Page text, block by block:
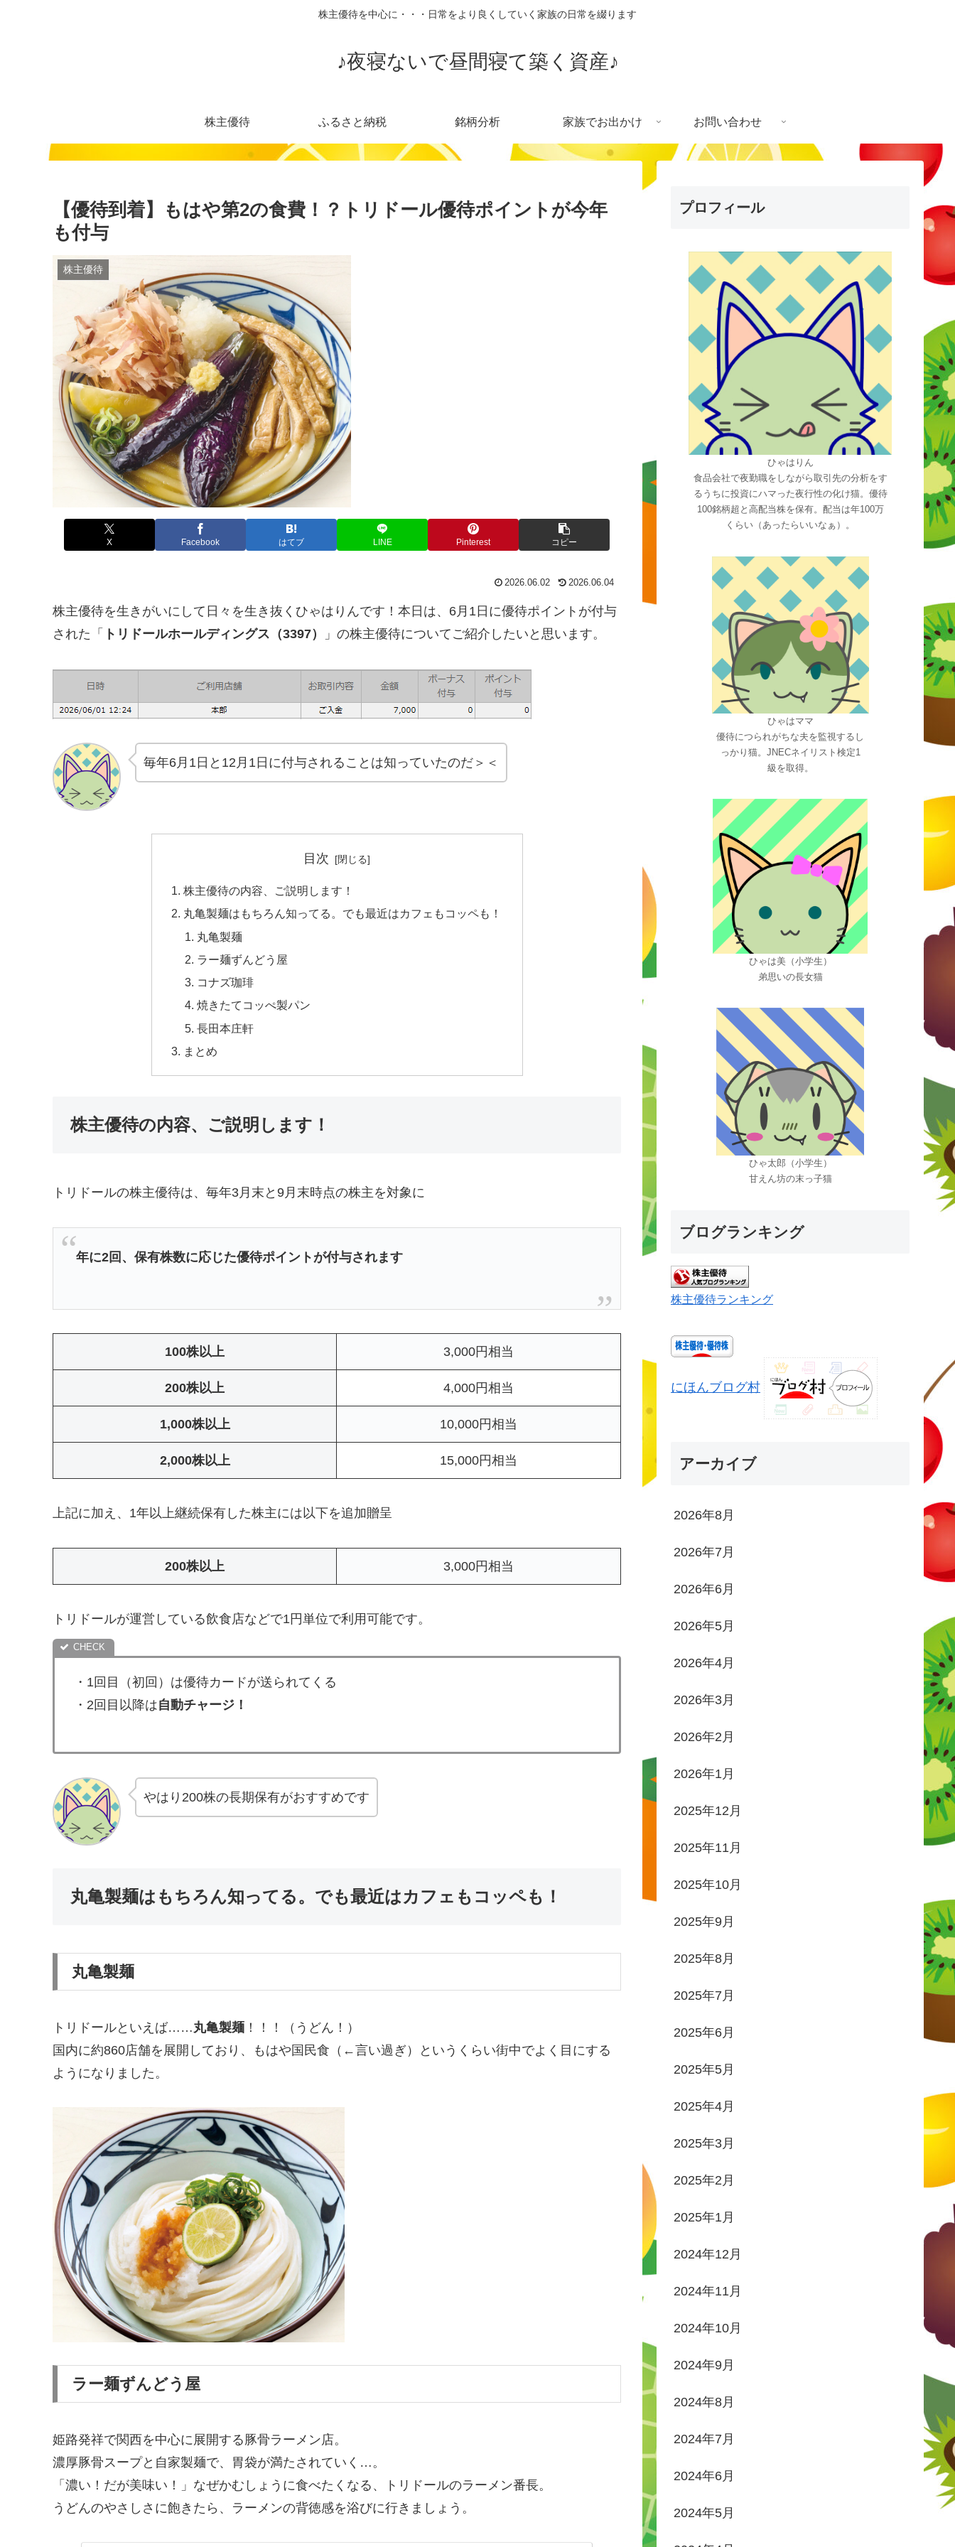
株主優待を中心に・・・日常をより良くしていく家族の日常を綴ります
♪夜寝ないで昼間寝て築く資産♪
株主優待 ふるさと納税 銘柄分析 家族でお出かけ お問い合わせ
【優待到着】もはや第2の食費！？トリドール優待ポイントが今年
も付与
株主優待
X Facebook はてブ LINE Pinterest コピー
2026.06.02 2026.06.04
株主優待を生きがいにして日々を生き抜くひゃはりんです！本日は、6月1日に優待ポイントが付与
された「
トリドールホールディングス（3397） 」の株主優待についてご紹介したいと思います。
毎年6月1日と12月1日に付与されることは知っていたのだ＞＜
目次
株主優待の内容、ご説明します！
丸亀製麺はもちろん知ってる。でも最近はカフェもコッペも！
丸亀製麺
ラー麺ずんどう屋
コナズ珈琲
焼きたてコッぺ製パン
長田本庄軒
まとめ
株主優待の内容、ご説明します！
トリドールの株主優待は、毎年3月末と9月末時点の株主を対象に
年に2回、保有株数に応じた優待ポイントが付与されます
100株以上 3,000円相当
200株以上 4,000円相当
1,000株以上 10,000円相当
2,000株以上 15,000円相当
上記に加え、1年以上継続保有した株主には以下を追加贈呈
200株以上 3,000円相当
トリドールが運営している飲食店などで1円単位で利用可能です。
・1回目（初回）は優待カードが送られてくる
・2回目以降は自動チャージ！
やはり200株の長期保有がおすすめです
丸亀製麺はもちろん知ってる。でも最近はカフェもコッペも！
丸亀製麺
トリドールといえば……丸亀製麺 ！！！（うどん！）
国内に約860店舗を展開しており、もはや国民食（←言い過ぎ）というくらい街中でよく目にする
ようになりました。
ラー麺ずんどう屋
姫路発祥で関西を中心に展開する豚骨ラーメン店。
濃厚豚骨スープと自家製麺で、胃袋が満たされていく…。
「濃い！だが美味い！」なぜかむしょうに食べたくなる、トリドールのラーメン番長。
うどんのやさしさに飽きたら、ラーメンの背徳感を浴びに行きましょう。
プロフィール
ひゃはりん
食品会社で夜勤職をしながら取引先の分析をす
るうちに投資にハマった夜行性の化け猫。優待
100銘柄超と高配当株を保有。配当は年100万
くらい（あったらいいなぁ）。
ひゃはママ
優待につられがちな夫を監視するし
っかり猫。JNECネイリスト検定1
級を取得。
ひゃは美（小学生）
弟思いの長女猫
ひゃ太郎（小学生）
甘えん坊の末っ子猫
ブログランキング
株主優待ランキング
にほんブログ村
アーカイブ
2026年8月
2026年7月
2026年6月
2026年5月
2026年4月
2026年3月
2026年2月
2026年1月
2025年12月
2025年11月
2025年10月
2025年9月
2025年8月
2025年7月
2025年6月
2025年5月
2025年4月
2025年3月
2025年2月
2025年1月
2024年12月
2024年11月
2024年10月
2024年9月
2024年8月
2024年7月
2024年6月
2024年5月